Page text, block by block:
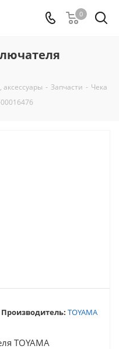
0
- Запчасти - Чека
Производитель: TOYAMA
TOYAMA